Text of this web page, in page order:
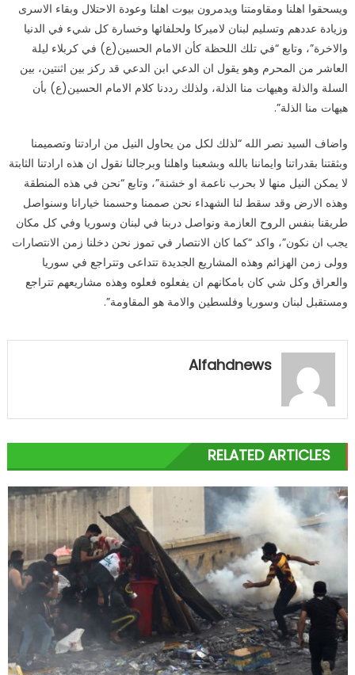
ويسحقوا اهلنا ومقاومتنا ويدمرون بيوت اهلنا وعودة الاحتلال وبقاء الاسرى
وزيادة عددهم وتسليم لبنان لاميركا ولحلفائها وخسارة كل شيء في الدنيا
والاخرة”، وتابع “في تلك اللحظة كأن الامام الحسين(ع) في كربلاء ليلة
العاشر من المحرم وهو يقول ان الدعي ابن الدعي قد ركز بين اثنتين، بين
السلة والذلة وهيهات منا الذلة، ولذلك رددنا كلام الامام الحسين(ع) بأن
هيهات منا الذلة”.
واضاف السيد نصر الله “لذلك لكل من يحاول النيل من ارادتنا وتصميمنا
وبثقتنا بقدراتنا وايماننا بالله وبشعبنا واهلنا وبرجالنا نقول ان هذه ارادتنا الثابتة
لا يمكن النيل منها لا بحرب ناعمة او خشنة”، وتابع “نحن في هذه المنطقة
وهذه الارض وقد سقط لنا الشهداء نحن صممنا وحسمنا خيارانا وسنواصل
طريقنا بنفس الروح العازمة ونواصل دربنا في لبنان وسوريا وفي كل مكان
يجب ان نكون”، واكد “كما كان الانتصار في تموز نحن دخلنا زمن الانتصارات
وولى زمن الهزائم وهذه المشاريع الجديدة تتداعى وتتراجع في سوريا
والعراق وكل شي كان بامكانهم ان يفعلوه فعلوه وهذه مشاريعهم تتراجع
ومستقبل لبنان وسوريا وفلسطين والامة هو المقاومة”.
Alfahdnews
RELATED ARTICLES